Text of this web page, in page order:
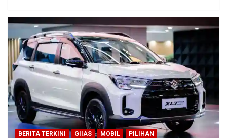
BERITA TERKINI GIIAS MOBIL PILIHAN